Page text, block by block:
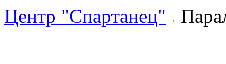
Центр "Спартанец"